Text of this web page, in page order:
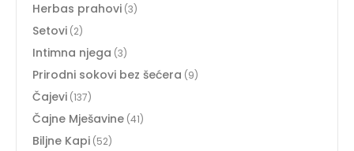
Herbas prahovi (3)
Setovi (2)
Intimna njega (3)
Prirodni sokovi bez šećera (9)
Čajevi (137)
Čajne Mješavine (41)
Biljne Kapi (52)